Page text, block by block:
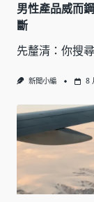
男性產品威而
斷
先釐清：你搜
新聞小編 8